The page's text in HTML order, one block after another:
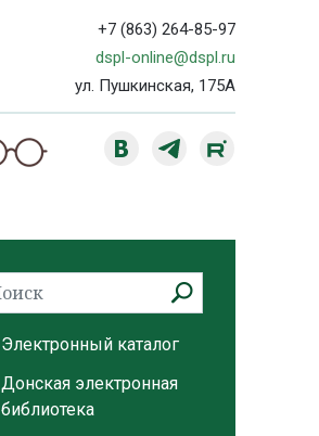
+7 (863) 264-85-97
dspl-online@dspl.ru
ул. Пушкинская, 175А
Электронный каталог
Донская электронная
библиотека